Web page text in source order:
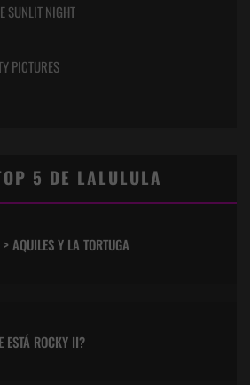
SUNLIT NIGHT
PICTURES
5 DE LALULULA
AQUILES Y LA TORTUGA
ESTÁ ROCKY II?